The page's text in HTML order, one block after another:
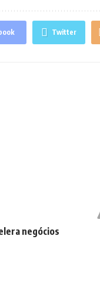
Twitter
negócios